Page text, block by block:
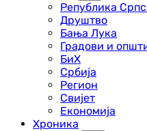
Република
Друштво
Бања Лука
Градови и
БиХ
Србија
Регион
Свијет
Економија
Хроника